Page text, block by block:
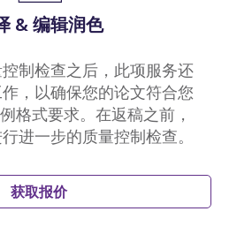
& 编辑润色
制检查之后，此项服务还
，以确保您的论文符合您
格式要求。在返稿之前，
进一步的质量控制检查。
获取报价